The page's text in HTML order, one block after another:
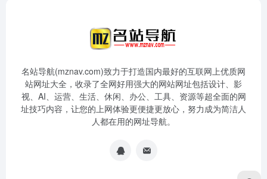
名站导航(mznav.com)致力于打造国内最好的互联网上优质网
站网址大全，收录了全网好用强大的网站网址包括设计、影
视、AI、运营、生活、休闲、办公、工具、资源等超全面的网
址技巧内容，让您的上网体验更便捷更放心，努力成为简洁人
人都在用的网址导航。